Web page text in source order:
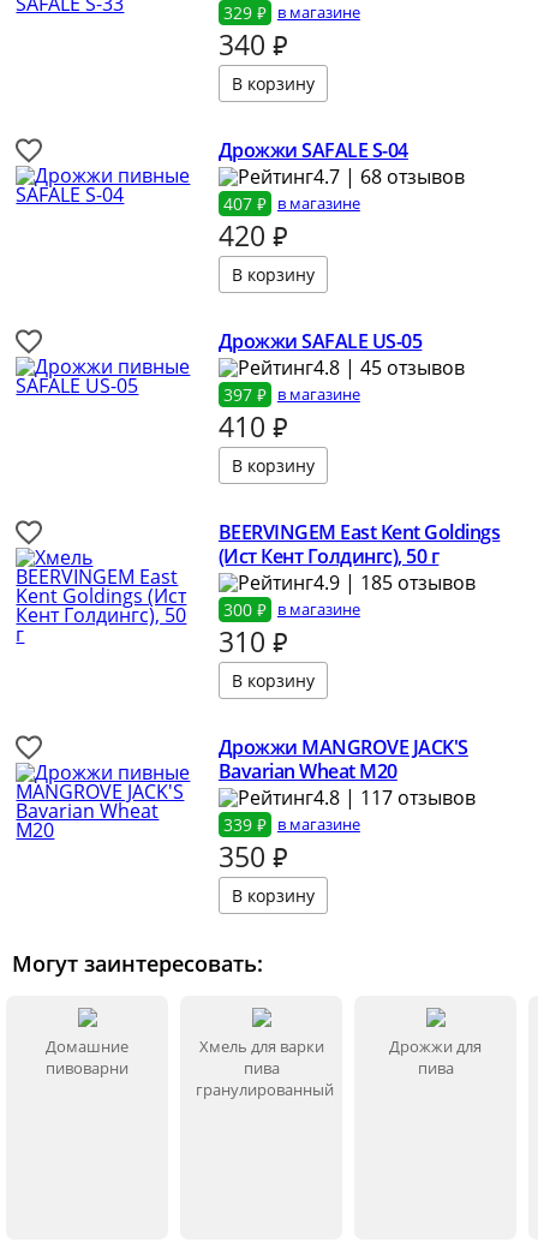
329 ₽ в магазине
340 ₽
Дрожжи SAFALE S-04
4.7 | 68 отзывов
407 ₽ в магазине
420 ₽
Дрожжи SAFALE US-05
4.8 | 45 отзывов
397 ₽ в магазине
410 ₽
BEERVINGEM East Kent Goldings
(Ист Кент Голдингс), 50 г
4.9 | 185 отзывов
300 ₽ в магазине
310 ₽
Дрожжи MANGROVE JACK'S
Bavarian Wheat M20
4.8 | 117 отзывов
339 ₽ в магазине
350 ₽
Могут заинтересовать:
Домашние
пивоварни
Хмель для варки
пива
гранулированный
Дрожжи для
пива